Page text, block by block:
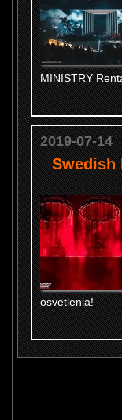
MINISTRY
2019-07-14
Swedish
osvetlenia!